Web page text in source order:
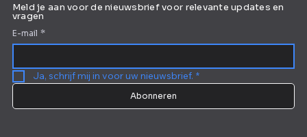
Meld je aan voor de nieuwsbrief voor relevante updates en
vragen
E-mail *
Ja, schrijf mij in voor uw nieuwsbrief. *
Abonneren